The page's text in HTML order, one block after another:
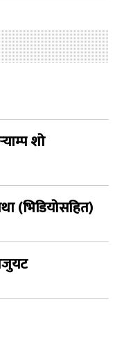
शो
(भिडियोसहित)